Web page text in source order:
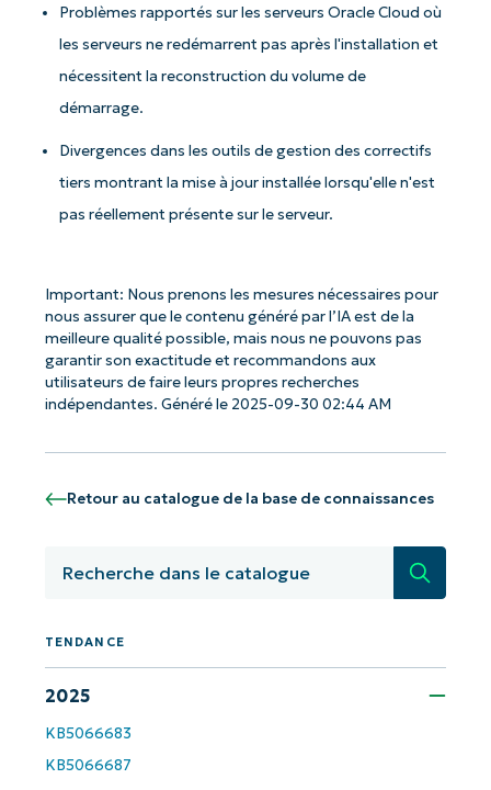
Problèmes rapportés sur les serveurs Oracle Cloud où
les serveurs ne redémarrent pas après l'installation et
nécessitent la reconstruction du volume de
démarrage.
Divergences dans les outils de gestion des correctifs
tiers montrant la mise à jour installée lorsqu'elle n'est
pas réellement présente sur le serveur.
Important: Nous prenons les mesures nécessaires pour
nous assurer que le contenu généré par l’IA est de la
meilleure qualité possible, mais nous ne pouvons pas
garantir son exactitude et recommandons aux
utilisateurs de faire leurs propres recherches
indépendantes. Généré le 2025-09-30 02:44 AM
Retour au catalogue de la base de connaissances
TENDANCE
2025
KB5066683
KB5066687
Commencez avec les analyses de KB
pilotées par l'IA de NinjaOne !
First
last
name*